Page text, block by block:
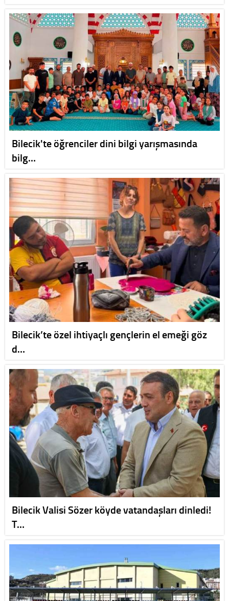
Bilecik'te öğrenciler dini bilgi yarışmasında
bilg…
Bilecik’te özel ihtiyaçlı gençlerin el emeği göz
d…
Bilecik Valisi Sözer köyde vatandaşları dinledi!
T…